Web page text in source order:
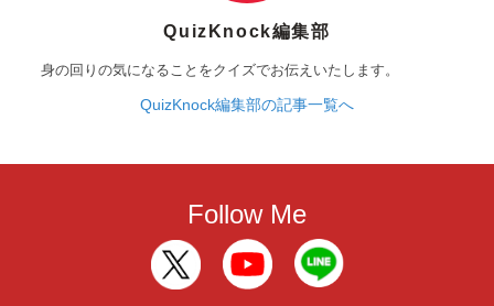
QuizKnock編集部
身の回りの気になることをクイズでお伝えいたします。
QuizKnock編集部の記事一覧へ
Follow Me